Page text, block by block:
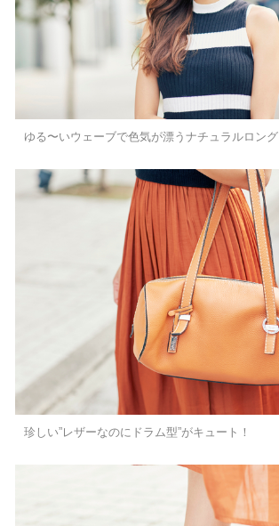
ゆる〜いウェーブで色気が漂うナチュラルロング
珍しい”レザーなのにドラム型”がキュート！